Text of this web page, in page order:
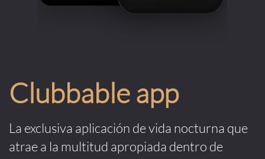
Clubbable app
La exclusiva aplicación de vida nocturna que
atrae a la multitud apropiada dentro de